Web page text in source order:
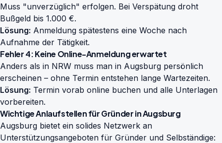
Muss "unverzüglich" erfolgen. Bei Verspätung droht
Bußgeld bis 1.000 €.
Lösung: Anmeldung spätestens eine Woche nach
Aufnahme der Tätigkeit.
Fehler 4: Keine Online-Anmeldung erwartet
Anders als in NRW muss man in Augsburg persönlich
erscheinen – ohne Termin entstehen lange Wartezeiten.
Lösung: Termin vorab online buchen und alle Unterlagen
vorbereiten.
Wichtige Anlaufstellen für Gründer in Augsburg
Augsburg bietet ein solides Netzwerk an
Unterstützungsangeboten für Gründer und Selbständige: